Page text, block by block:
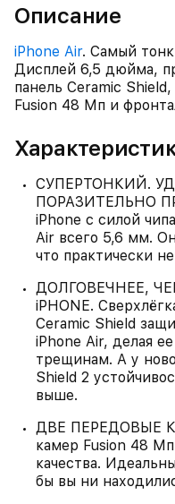
Описание
iPhone Air. Самый
Дисплей 6,5 дюйма,
панель Ceramic
Fusion 48 Мп и
СУПЕРТОНКИЙ.
ПОРАЗИТЕЛЬНО
iPhone с силой
Air всего 5,6 мм.
что практически
ДОЛГОВЕЧНЕЕ,
iPHONE.
Ceramic Shield
iPhone Air, делая
трещинам. А у
Shield 2
выше.
ДВЕ ПЕРЕДОВЫЕ
камер Fusion 48
качества.
бы вы ни